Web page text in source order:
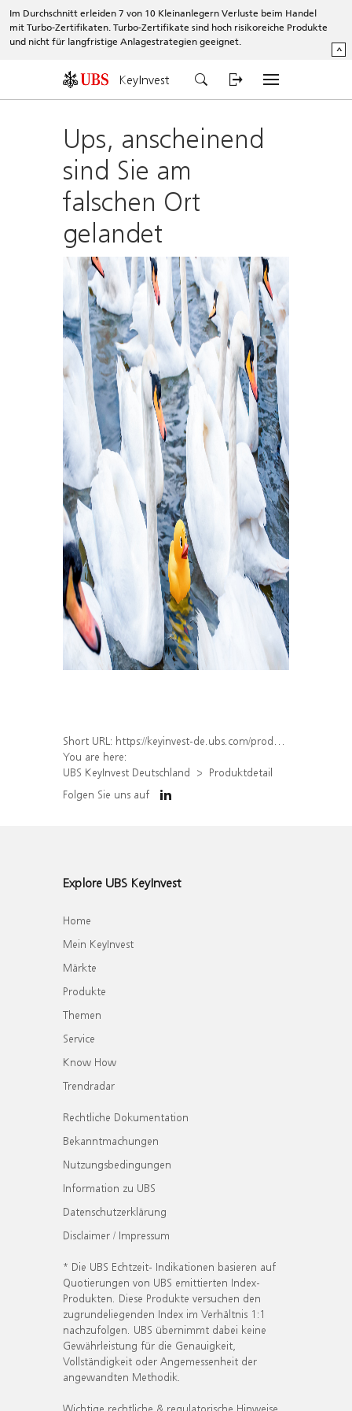
Im Durchschnitt erleiden 7 von 10 Kleinanlegern Verluste beim Handel
mit Turbo-Zertifikaten. Turbo-Zertifikate sind hoch risikoreiche Produkte
und nicht für langfristige Anlagestrategien geeignet.
^
KeyInvest
Ups, anscheinend
sind Sie am
falschen Ort
gelandet
Short URL: https://keyinvest-de.ubs.com/produkt/detail/index/isin/DE000WA89A48
You are here:
UBS KeyInvest Deutschland
Produktdetail
Folgen Sie uns auf
Explore UBS KeyInvest
Home
Mein KeyInvest
Märkte
Produkte
Themen
Service
Know How
Trendradar
Rechtliche Dokumentation
Bekanntmachungen
Nutzungsbedingungen
Information zu UBS
Datenschutzerklärung
Disclaimer / Impressum
* Die UBS Echtzeit- Indikationen basieren auf
Quotierungen von UBS emittierten Index-
Produkten. Diese Produkte versuchen den
zugrundeliegenden Index im Verhältnis 1:1
nachzufolgen. UBS übernimmt dabei keine
Gewährleistung für die Genauigkeit,
Vollständigkeit oder Angemessenheit der
angewandten Methodik.